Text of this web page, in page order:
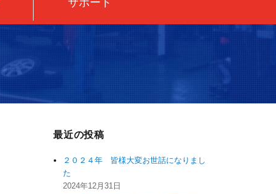
サポート
最近の投稿
２０２４年 皆様大変お世話になりまし
た
2024年12月31日